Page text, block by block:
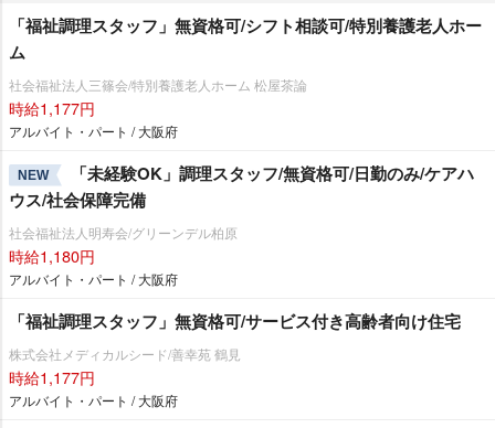
「福祉調理スタッフ」無資格可/シフト相談可/特別養護老人ホー
ム
社会福祉法人三篠会/特別養護老人ホーム 松屋茶論
時給1,177円
アルバイト・パート / 大阪府
NEW
「未経験OK」調理スタッフ/無資格可/日勤のみ/ケアハ
ウス/社会保障完備
社会福祉法人明寿会/グリーンデル柏原
時給1,180円
アルバイト・パート / 大阪府
「福祉調理スタッフ」無資格可/サービス付き高齢者向け住宅
株式会社メディカルシード/善幸苑 鶴見
時給1,177円
アルバイト・パート / 大阪府